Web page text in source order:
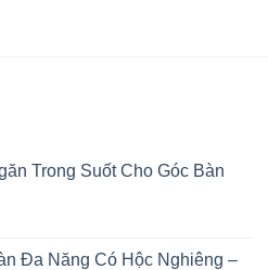
Trong Suốt Cho Góc Bàn
Đa Năng Có Hộc Nghiêng –